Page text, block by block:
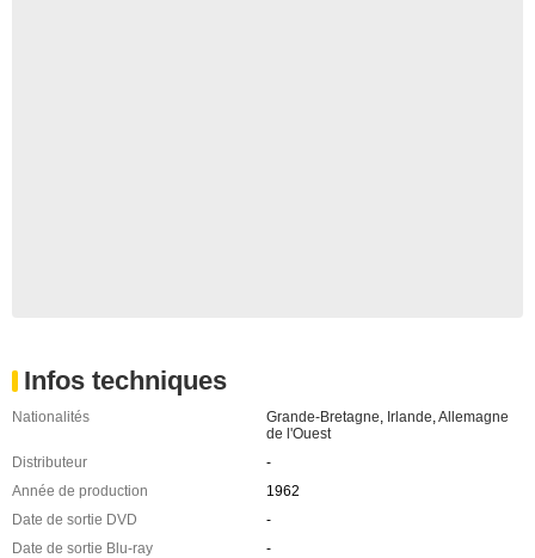
Infos techniques
Nationalités Grande-Bretagne, Irlande,Allemagne
de l'Ouest
Distributeur
-
Année de production
1962
Date de sortie DVD
-
Date de sortie Blu-ray
-